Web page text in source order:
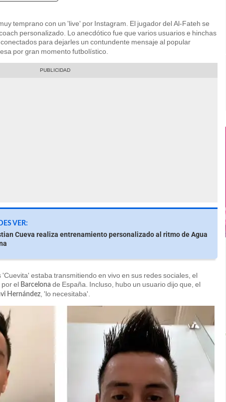
temprano con un 'live' por Instagram. El jugador del Al-Fateh se
personalizado. Lo anecdótico fue que varios usuarios e hinchas
para dejarles un contundente mensaje al popular
por gran momento futbolístico.
VER:
Cueva realiza entrenamiento personalizado al ritmo de Agua
estaba transmitiendo en vivo en sus redes sociales, el
por el Barcelona de España. Incluso, hubo un usuario dijo que, el
Hernández , 'lo necesitaba'.